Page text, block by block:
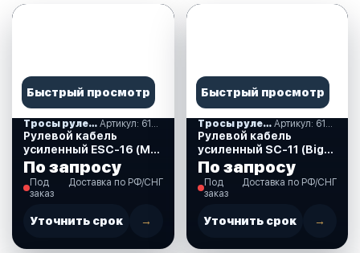
Быстрый просмотр
Тросы рулевые
Рулевой кабель
усиленный ESC-16 (M-
66) 20 футов 612054
По запросу
Под
заказ
Доставка по РФ/СНГ
Уточнить срок →
Быстрый просмотр
Тросы рулевые
Рулевой кабель
усиленный SC-11 (Big-
T) -16 футов 612045
По запросу
Под
заказ
Доставка по РФ/СНГ
Уточнить срок →